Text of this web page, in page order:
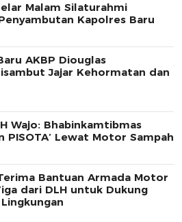
Malam Silaturahmi
Kapolres Baru
AKBP Diouglas
Jajar Kehormatan dan
Wajo: Bhabinkamtibmas
PISOTA’ Lewat Motor Sampah
Bantuan Armada Motor
dari DLH untuk Dukung